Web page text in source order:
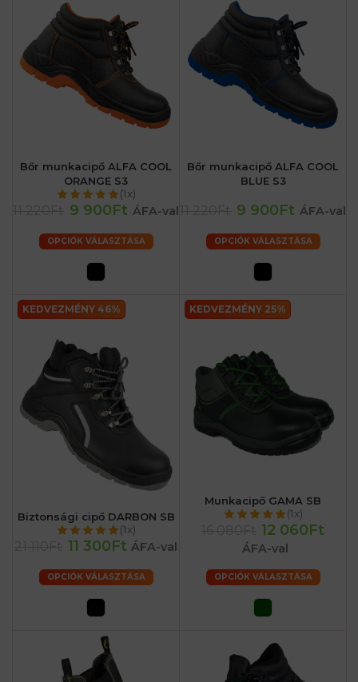
Bőr munkacipő ALFA COOL
ORANGE S3
(1x)
9 900Ft ÁFA-val
OPCIÓK VÁLASZTÁSA
Bőr munkacipő ALFA COOL
BLUE S3
9 900Ft ÁFA-val
OPCIÓK VÁLASZTÁSA
KEDVEZMÉNY 46%
Biztonsági cipő DARBON SB
(1x)
11 300Ft ÁFA-val
OPCIÓK VÁLASZTÁSA
KEDVEZMÉNY 25%
Munkacipő GAMA SB
(1x)
12 060Ft
ÁFA-val
OPCIÓK VÁLASZTÁSA